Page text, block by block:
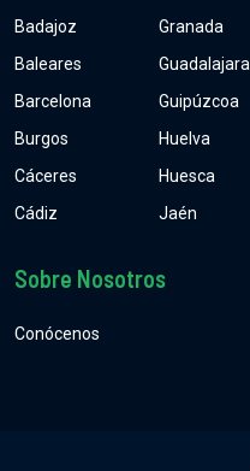
Badajoz
Baleares
Barcelona
Burgos
Cáceres
Cádiz
Granada
Guadalajara
Guipúzcoa
Huelva
Huesca
Jaén
Sobre Nosotros
Conócenos